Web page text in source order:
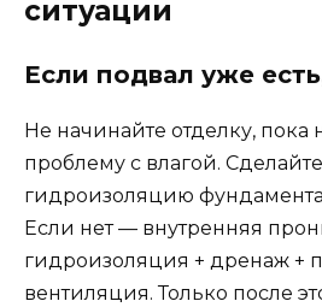
ситуации
Если подвал уже
Не начинайте отделку, пока
проблему с влагой.
гидроизоляцию
Если нет — внутренняя
гидроизоляция + дренаж +
вентиляция. Только после